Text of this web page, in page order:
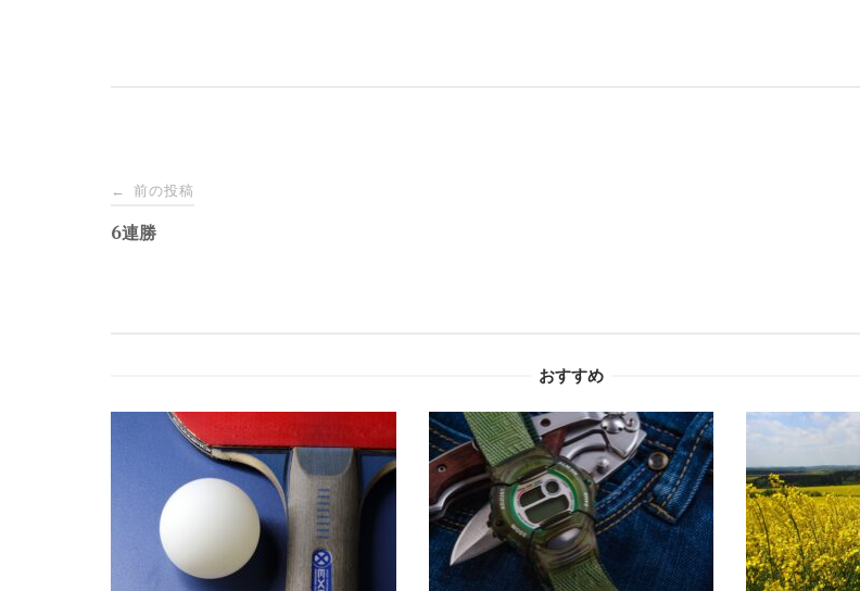
投
稿
ゲ
← 前の投稿
6連勝
おすすめ